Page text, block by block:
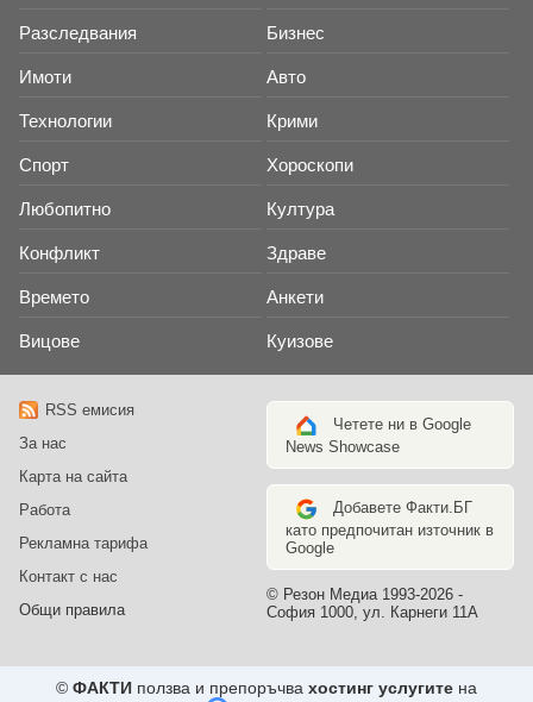
Разследвания Бизнес
Имоти Авто
Технологии Крими
Спорт Хороскопи
Любопитно Култура
Конфликт Здраве
Времето Анкети
Вицове Куизове
RSS емисия
За нас
Карта на сайта
Работа
Рекламна тарифа
Контакт с нас
Общи правила
Четете ни в Google
News Showcase
Добавете Факти.БГ
като предпочитан източник в
Google
© Резон Медиа 1993-2026 -
София 1000, ул. Карнеги 11А
© ФАКТИ ползва и препоръчва хостинг услугите на